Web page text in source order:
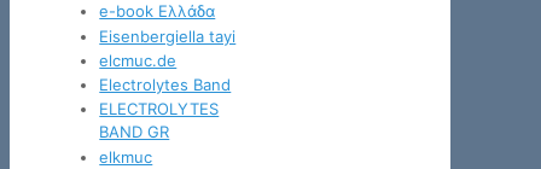
e-book Ελλάδα
Eisenbergiella tayi
elcmuc.de
Electrolytes Band
ELECTROLYTES
BAND GR
elkmuc